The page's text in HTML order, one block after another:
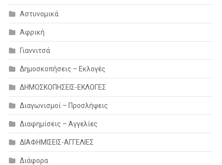
Αστυνομικά
Αφρική
Γιαννιτσά
Δημοσκοπήσεις – Εκλογές
ΔΗΜΟΣΚΟΠΗΣΕΙΣ-ΕΚΛΟΓΕΣ
Διαγωνισμοί – Προσλήψεις
Διαφημίσεις – Αγγελίες
ΔΙΑΦΗΜΙΣΕΙΣ-ΑΓΓΕΛΙΕΣ
Διάφορα